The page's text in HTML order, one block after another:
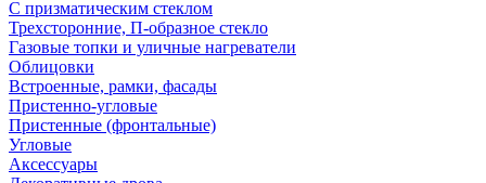
С призматическим стеклом
Трехсторонние, П-образное стекло
Газовые топки и уличные нагреватели
Облицовки
Встроенные, рамки, фасады
Пристенно-угловые
Пристенные (фронтальные)
Угловые
Аксессуары